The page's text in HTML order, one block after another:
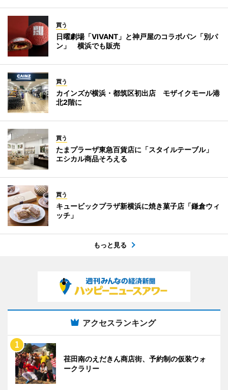
買う
日曜劇場「VIVANT」と神戸屋のコラボパン「別パ
ン」 横浜でも販売
買う
カインズが横浜・都筑区初出店 モザイクモール港
北2階に
買う
たまプラーザ東急百貨店に「スタイルテーブル」
エシカル商品そろえる
買う
キュービックプラザ新横浜に焼き菓子店「鎌倉ウィ
ッチ」
もっと見る
アクセスランキング
荏田南のえだきん商店街、予約制の仮装ウォ
ークラリー